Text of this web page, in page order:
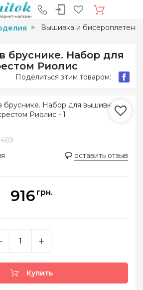
Вышивка и
бруснике. Набор для
Риолис
Поделиться этим товаром:
оставить отзыв
916 грн.
Купить